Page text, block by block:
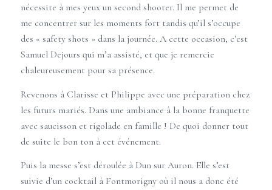
nécessite à mes yeux un second shooter. Il me permet de
me concentrer sur les moments fort tandis qu’il s’occupe
des « safety shots » dans la journée. A cette occasion, c’est
Samuel Dejours qui m’a assisté, et que je remercie
chaleureusement pour sa présence.
Revenons à Clarisse et Philippe avec une préparation chez
les futurs mariés. Dans une ambiance à la bonne franquette
avec saucisson et rigolade en famille ! De quoi donner tout
de suite le bon ton à cet événement.
Puis la messe s’est déroulée à Dun sur Auron. Elle s’est
suivie d’un cocktail à Fontmorigny où il nous a donc été